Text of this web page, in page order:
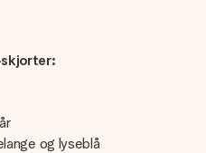
og lyseblå